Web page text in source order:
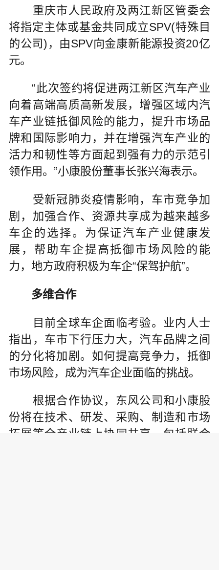
重庆市人民政府及两江新区管委会
将指定主体或基金共同成立SPV(特殊目
的公司)，由SPV向金康新能源投资20亿
元。
“此次签约将促进两江新区汽车产业
向着高端高质高新发展，增强区域内汽
车产业链抵御风险的能力，提升市场品
牌和国际影响力，并在增强汽车产业的
活力和韧性等方面起到强有力的示范引
领作用。”小康股份董事长张兴海表示。
受新冠肺炎疫情影响，车市竞争加
剧，加强合作、资源共享成为越来越多
车企的选择。为保证汽车产业健康发
展，帮助车企提高抵御市场风险的能
力，地方政府积极为车企“保驾护航”。
多维合作
目前全球车企面临考验。业内人士
指出，车市下行压力大，汽车品牌之间
的分化将加剧。如何提高竞争力，抵御
市场风险，成为汽车企业面临的挑战。
根据合作协议，东风公司和小康股
份将在技术、研发、采购、制造和市场
拓展等全产业链上协同共享，包括联合